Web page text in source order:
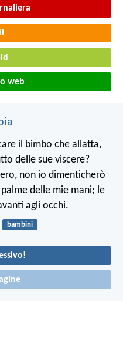
web
il bimbo che allatta,
delle sue viscere?
non io dimenticherò
delle mie mani; le
agli occhi.
bambini